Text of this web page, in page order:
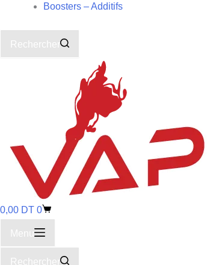
Boosters – Additifs
Rechercher
0,00 DT 0
Menu
Rechercher